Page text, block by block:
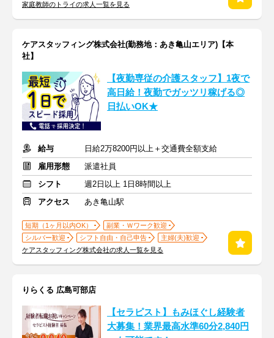
家庭教師のトライの求人一覧を見る
ケアスタッフィング株式会社(勤務地：あき亀山エリア)【本
社】
【夜勤専従の介護スタッフ】1夜で
高日給！夜勤でガッツリ稼げる◎
日払いOK★
給与
日給2万8200円以上＋交通費全額支給
雇用形態
派遣社員
シフト
週2日以上 1日8時間以上
アクセス
あき亀山駅
短期（1ヶ月以内OK）
副業・Ｗワーク歓迎
シルバー歓迎
シフト自由・自己申告
主婦(夫)歓迎
ケアスタッフィング株式会社の求人一覧を見る
りらくる 広島可部店
【セラピスト】もみほぐし経験者
大募集！業界最高水準60分2,840円